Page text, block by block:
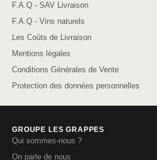
F.A.Q - SAV Livraison
F.A.Q - Vins naturels
Les Coûts de Livraison
Mentions légales
Conditions Générales de Vente
Protection des données personnelles
GROUPE LES GRAPPES
Qui sommes-nous ?
On parle de nous